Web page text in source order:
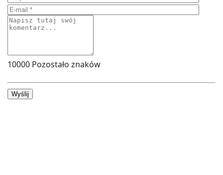
10000 Pozostało znaków
Wyślij